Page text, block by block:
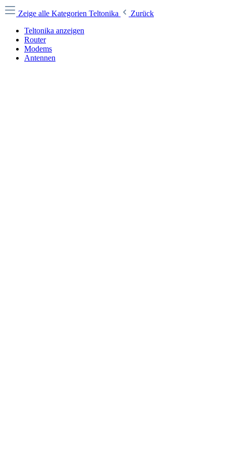
Zeige alle Kategorien Teltonika
Zurück
Teltonika anzeigen
Router
Modems
Antennen